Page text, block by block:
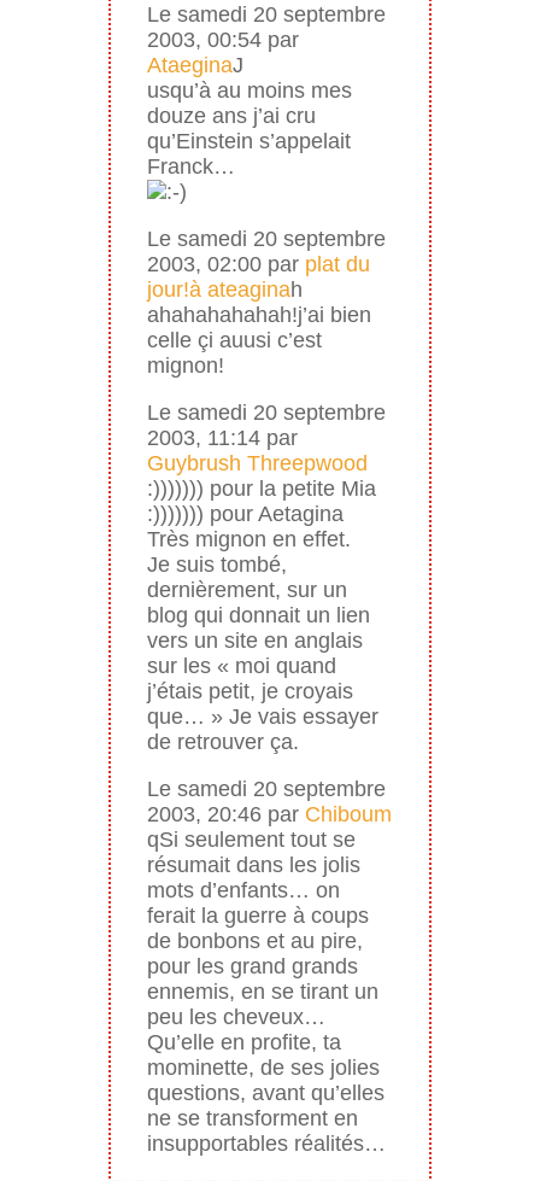
Le samedi 20 septembre
2003, 00:54 par
AtaeginaJ
usqu’à au moins mes
douze ans j’ai cru
qu’Einstein s’appelait
Franck…
Le samedi 20 septembre
2003, 02:00 par plat du
jour!à ateaginah
ahahahahahah!j’ai bien
celle çi auusi c’est
mignon!
Le samedi 20 septembre
2003, 11:14 par
Guybrush Threepwood
:))))))) pour la petite Mia
:))))))) pour Aetagina
Très mignon en effet.
Je suis tombé,
dernièrement, sur un
blog qui donnait un lien
vers un site en anglais
sur les « moi quand
j’étais petit, je croyais
que… » Je vais essayer
de retrouver ça.
Le samedi 20 septembre
2003, 20:46 par Chiboum
qSi seulement tout se
résumait dans les jolis
mots d’enfants… on
ferait la guerre à coups
de bonbons et au pire,
pour les grand grands
ennemis, en se tirant un
peu les cheveux…
Qu’elle en profite, ta
mominette, de ses jolies
questions, avant qu’elles
ne se transforment en
insupportables réalités…